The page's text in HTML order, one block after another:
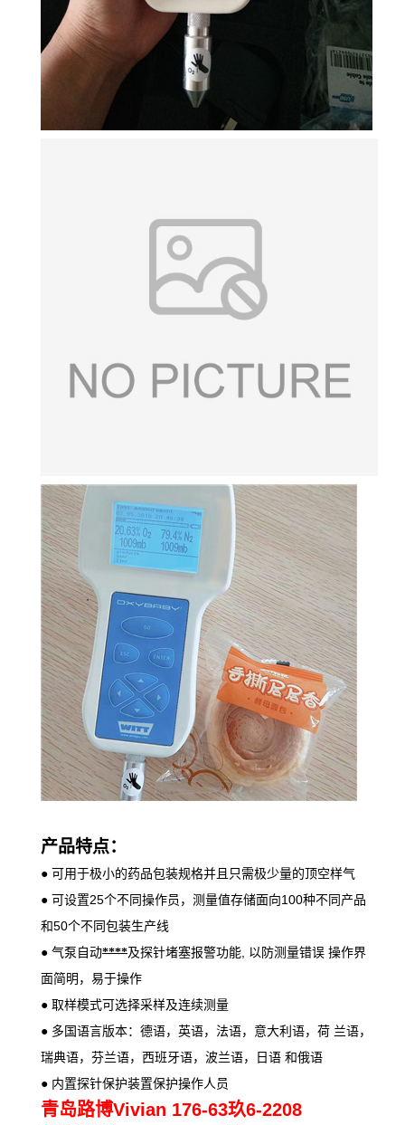
产品特点：
● 可用于极小的药品包装规格并且只需极少量的顶空样气
● 可设置25个不同操作员，测量值存储面向100种不同产品
和50个不同包装生产线
● 气泵自动****及探针堵塞报警功能 以防测量错误 操作界
面简明，易于操作
● 取样模式可选择采样及连续测量
● 多国语言版本：德语，英语，法语，意大利语，荷 兰语，
瑞典语，芬兰语，西班牙语，波兰语，日语 和俄语
● 内置探针保护装置保护操作人员
青岛路博Vivian 176-63玖6-2208